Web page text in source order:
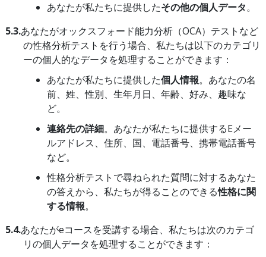
あなたが私たちに提供したその他の個人データ。
5.3.あなたがオックスフォード能力分析（OCA）テストなど
の性格分析テストを行う場合、私たちは以下のカテゴリ
ーの個人的なデータを処理することができます：
あなたが私たちに提供した個人情報。あなたの名
前、姓、性別、生年月日、年齢、好み、趣味な
ど。
連絡先の詳細。あなたが私たちに提供するEメー
ルアドレス、住所、国、電話番号、携帯電話番号
など。
性格分析テストで尋ねられた質問に対するあなた
の答えから、私たちが得ることのできる性格に関
する情報。
5.4.あなたがeコースを受講する場合、私たちは次のカテゴ
リの個人データを処理することができます：